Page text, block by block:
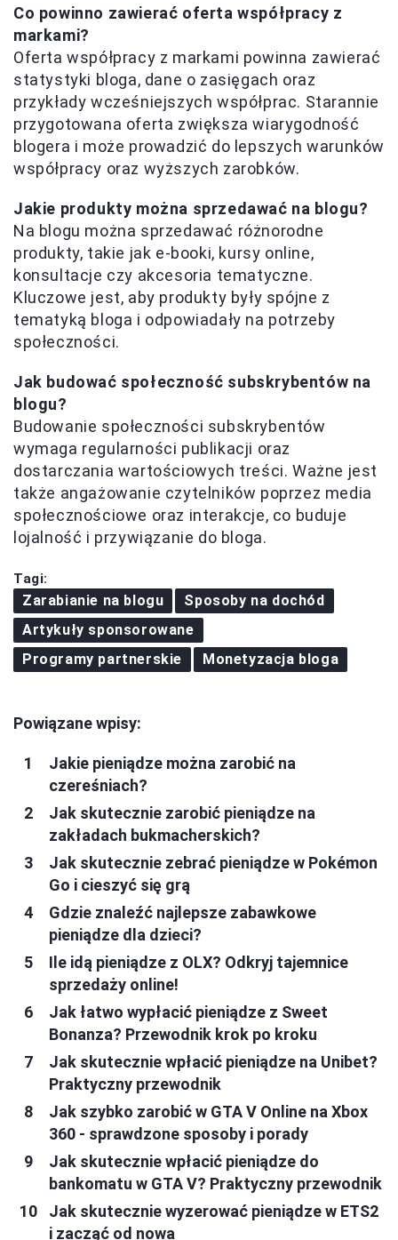
Co powinno zawierać oferta współpracy z
markami?
Oferta współpracy z markami powinna zawierać
statystyki bloga, dane o zasięgach oraz
przykłady wcześniejszych współprac. Starannie
przygotowana oferta zwiększa wiarygodność
blogera i może prowadzić do lepszych warunków
współpracy oraz wyższych zarobków.
Jakie produkty można sprzedawać na blogu?
Na blogu można sprzedawać różnorodne
produkty, takie jak e-booki, kursy online,
konsultacje czy akcesoria tematyczne.
Kluczowe jest, aby produkty były spójne z
tematyką bloga i odpowiadały na potrzeby
społeczności.
Jak budować społeczność subskrybentów na
blogu?
Budowanie społeczności subskrybentów
wymaga regularności publikacji oraz
dostarczania wartościowych treści. Ważne jest
także angażowanie czytelników poprzez media
społecznościowe oraz interakcje, co buduje
lojalność i przywiązanie do bloga.
Tagi:
Zarabianie na blogu
Sposoby na dochód
Artykuły sponsorowane
Programy partnerskie
Monetyzacja bloga
Powiązane wpisy:
Jakie pieniądze można zarobić na
czereśniach?
Jak skutecznie zarobić pieniądze na
zakładach bukmacherskich?
Jak skutecznie zebrać pieniądze w Pokémon
Go i cieszyć się grą
Gdzie znaleźć najlepsze zabawkowe
pieniądze dla dzieci?
Ile idą pieniądze z OLX? Odkryj tajemnice
sprzedaży online!
Jak łatwo wypłacić pieniądze z Sweet
Bonanza? Przewodnik krok po kroku
Jak skutecznie wpłacić pieniądze na Unibet?
Praktyczny przewodnik
Jak szybko zarobić w GTA V Online na Xbox
360 - sprawdzone sposoby i porady
Jak skutecznie wpłacić pieniądze do
bankomatu w GTA V? Praktyczny przewodnik
Jak skutecznie wyzerować pieniądze w ETS2
i zacząć od nowa